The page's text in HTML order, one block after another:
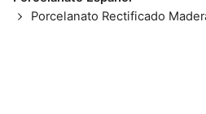
Porcelanato Rectificado